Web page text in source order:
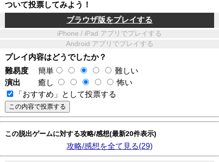
ついて投票してみよう！
ブラウザ版をプレイする
iPhone / iPad アプリでプレイする
Android アプリでプレイする
プレイ内容はどうでしたか？
難易度
簡単
難しい
演出
癒し
怖い
「おすすめ」として投票する
この脱出ゲームに対する攻略/感想(最新20件表示)
攻略/感想を全て見る(29)